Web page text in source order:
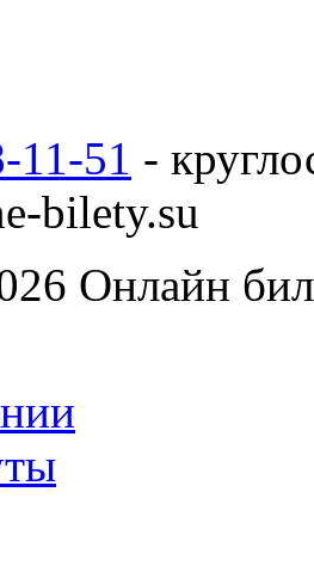
11-51 -
bilety.su
Онлайн